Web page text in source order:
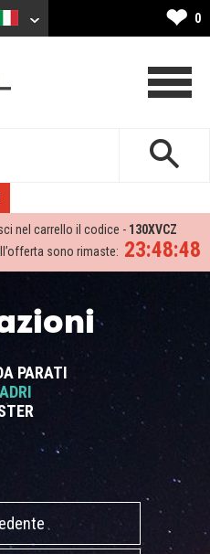
❤ 0
nel carrello il codice - 130XVCZ
23:48:48
sono rimaste:
PARATI